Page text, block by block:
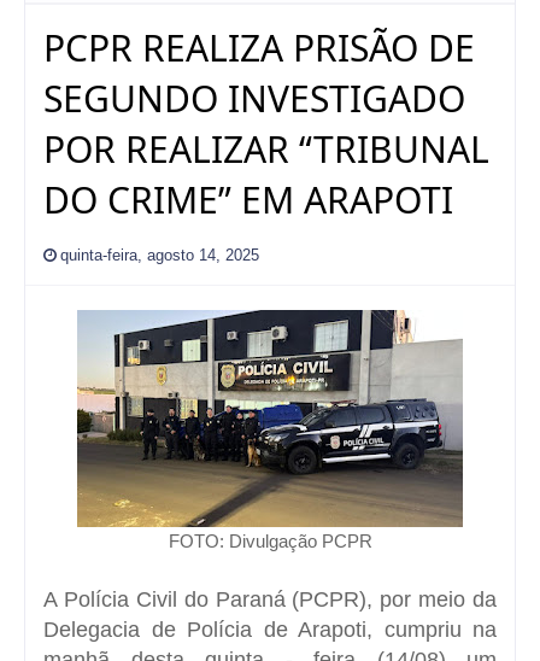
PCPR REALIZA PRISÃO DE
SEGUNDO INVESTIGADO
POR REALIZAR “TRIBUNAL
DO CRIME” EM ARAPOTI
quinta-feira, agosto 14, 2025
FOTO: Divulgação PCPR
A Polícia Civil do Paraná (PCPR), por meio da
Delegacia de Polícia de Arapoti, cumpriu na